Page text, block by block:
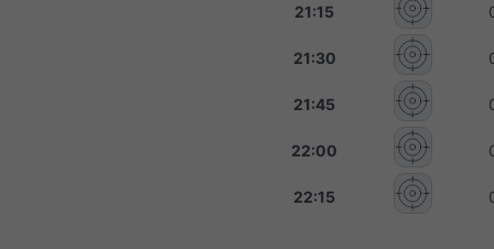
21:15
21:30
21:45
22:00
22:15